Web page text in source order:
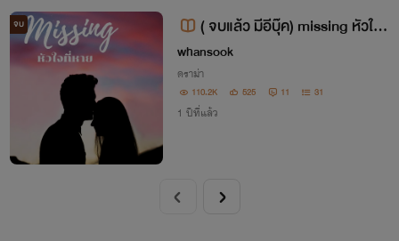
จบ
( จบแล้ว มีอีบุ๊ค) missing หัวใจ
ที่หาย
whansook
ดราม่า
110.2K 525 11 31
1 ปีที่แล้ว